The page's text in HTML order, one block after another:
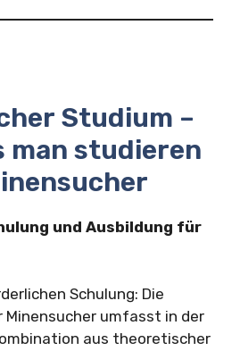
Studium –
man studieren
und Ausbildung für
Schulung: Die
Minensucher umfasst in der
aus theoretischer